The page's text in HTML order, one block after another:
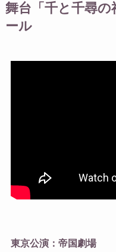
舞台「千と千尋
ール
東京公演：帝国劇場